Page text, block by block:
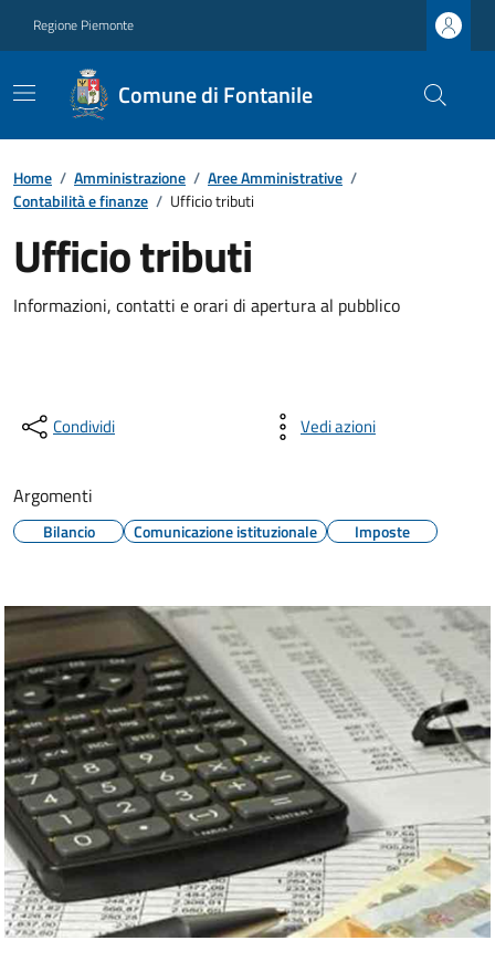
Regione Piemonte
Comune di Fontanile
Home / Amministrazione / Aree Amministrative /
Contabilità e finanze / Ufficio tributi
Ufficio tributi
Informazioni, contatti e orari di apertura al pubblico
Condividi Vedi azioni
Argomenti
Bilancio Comunicazione istituzionale Imposte